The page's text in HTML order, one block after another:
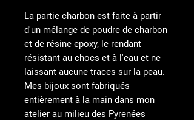
La partie charbon est faite à partir
d'un mélange de poudre de charbon
et de résine epoxy, le rendant
résistant au chocs et à l'eau et ne
laissant aucune traces sur la peau.
Mes bijoux sont fabriqués
entièrement à la main dans mon
atelier au milieu des Pyrenées